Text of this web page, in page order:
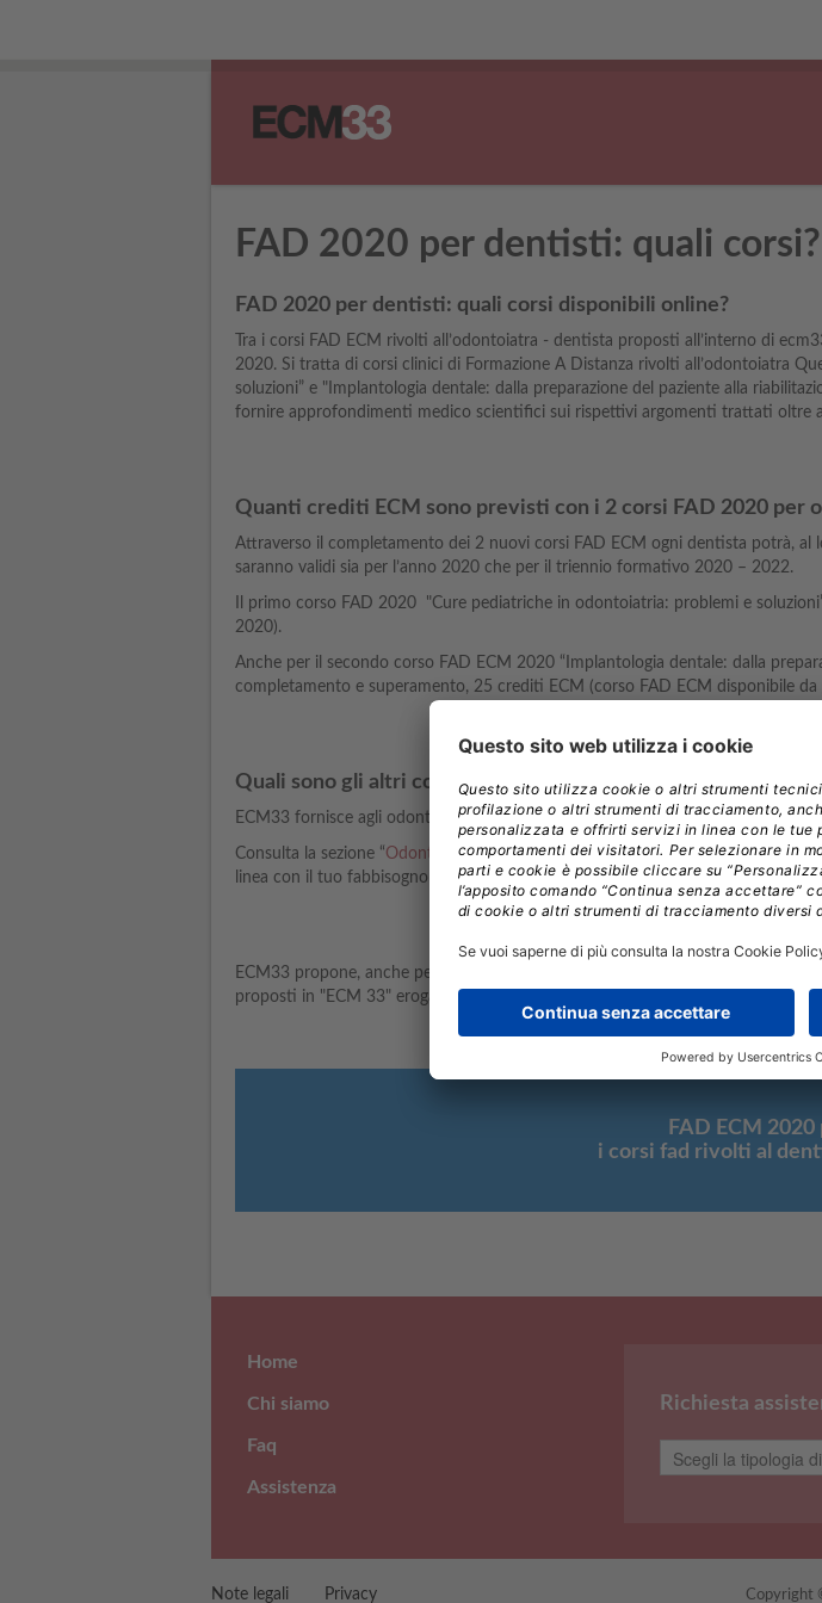
FAD 2020 per dentisti: quali corsi?
FAD 2020 per dentisti: quali corsi disponibili online?
Tra i corsi FAD ECM rivolti all’odontoiatra - dentista proposti all’interno di
2020. Si tratta di corsi clinici di Formazione A Distanza rivolti all’odontoiatra
soluzioni” e "Implantologia dentale: dalla preparazione del paziente alla
fornire approfondimenti medico scientifici sui rispettivi argomenti trattati oltre
Quanti crediti ECM sono previsti con i 2 corsi FAD 2020 per
Attraverso il completamento dei 2 nuovi corsi FAD ECM ogni dentista potrà,
saranno validi sia per l’anno 2020 che per il triennio formativo 2020 – 2022.
Il primo corso FAD 2020 "Cure pediatriche in odontoiatria: problemi e
2020).
Anche per il secondo corso FAD ECM 2020 “Implantologia dentale: dalla
completamento e superamento, 25 crediti ECM (corso FAD ECM disponibile da
Quali sono gli altri corsi per i dentisti con crediti ECM?
ECM33 fornisce agli odontoiatri corsi online a distanza per formazione e
Consulta la sezione “Odontoiatria” presente nel catalogo online e scegli quali
linea con il tuo fabbisogno formativo e aggiornamento professionale.
ECM33 propone, anche per il
proposti in "ECM 33" erogano crediti ECM validi per il triennio formativo 2020 -
FAD ECM
i corsi fad rivolti al
Home
Chi siamo
Faq
Assistenza
Richiesta
Note legali Privacy Copyright